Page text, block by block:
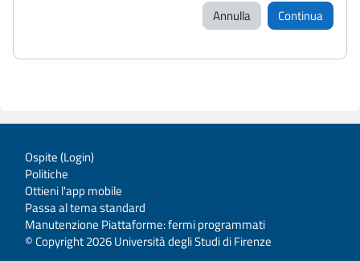
Annulla Continua
Ospite (Login)
Politiche
Ottieni l'app mobile
Passa al tema standard
Manutenzione Piattaforme: fermi programmati
© Copyright 2026 Università degli Studi di Firenze